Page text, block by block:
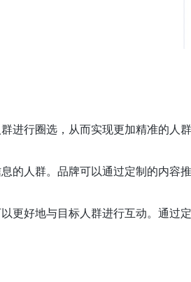
行圈选，从而实现更加精准的人
人群。品牌可以通过定制的内容
好地与目标人群进行互动。通过